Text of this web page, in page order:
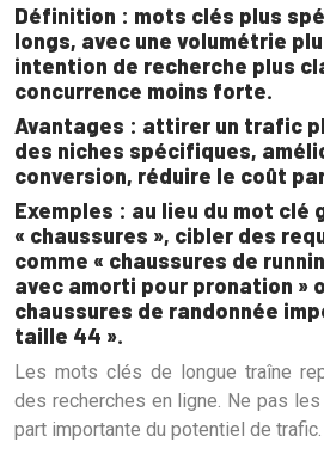
Définition : mots clés plus
longs, avec une volumétrie
intention de recherche plus
concurrence moins forte.
Avantages : attirer un trafic
des niches spécifiques,
conversion, réduire le coût
Exemples : au lieu du mot clé
« chaussures », cibler des
comme « chaussures de
avec amorti pour pronation »
chaussures de randonnée
taille 44 ».
Les mots clés de longue traîne
des recherches en ligne. Ne pas les
part importante du potentiel de trafic.